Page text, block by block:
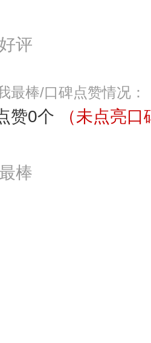
评
最棒/口碑点赞情况：
赞0个
（未点亮
棒